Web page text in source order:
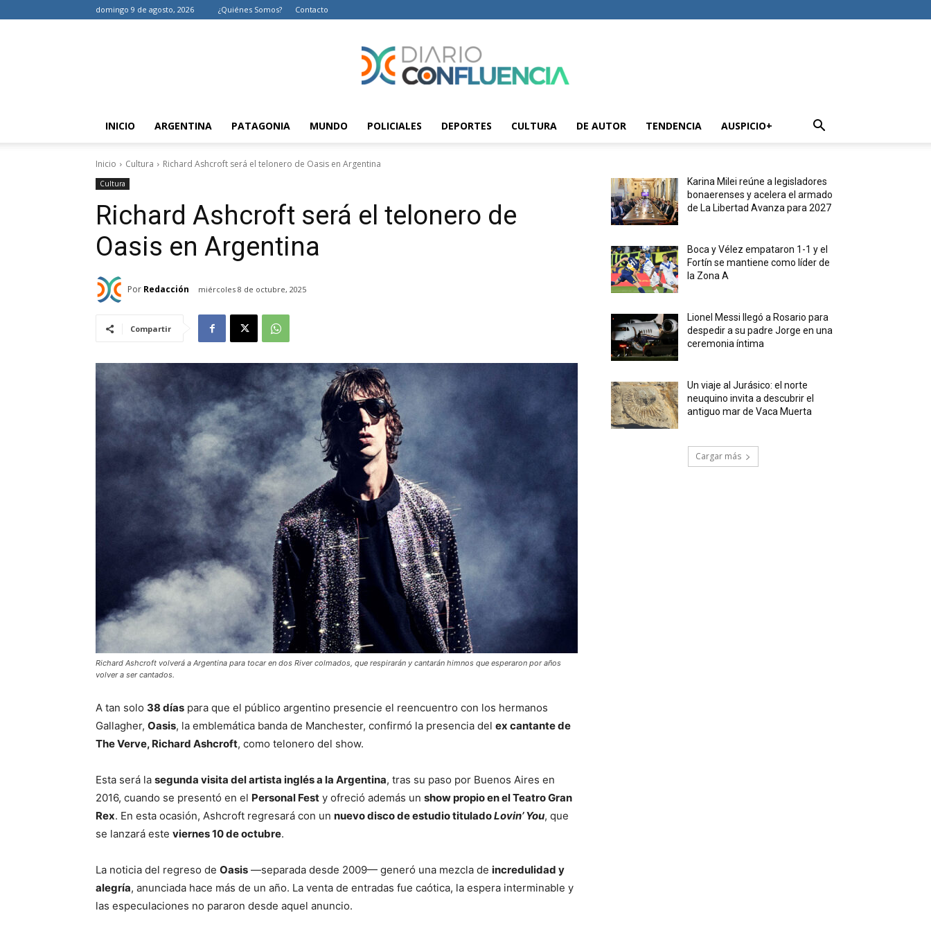
domingo 9 de agosto, 2026 ¿Quiénes Somos? Contacto
Diario
Confluencia
Argentina
INICIO ARGENTINA PATAGONIA MUNDO POLICIALES DEPORTES CULTURA DE AUTOR TENDENCIA AUSPICIO+
Inicio Cultura Richard Ashcroft será el telonero de Oasis en Argentina
Cultura
Richard Ashcroft será el telonero de
Oasis en Argentina
Por Redacción miércoles 8 de octubre, 2025
Compartir
Richard Ashcroft volverá a Argentina para tocar en dos River colmados, que respirarán y cantarán himnos que esperaron por años
volver a ser cantados.
A tan solo 38 días para que el público argentino presencie el reencuentro con los hermanos
Gallagher, Oasis, la emblemática banda de Manchester, confirmó la presencia del ex cantante de
The Verve, Richard Ashcroft, como telonero del show.
Esta será la segunda visita del artista inglés a la Argentina, tras su paso por Buenos Aires en
2016, cuando se presentó en el Personal Fest y ofreció además un show propio en el Teatro Gran
Rex. En esta ocasión, Ashcroft regresará con un nuevo disco de estudio tituladoLovin’ You, que
se lanzará este viernes 10 de octubre.
La noticia del regreso de Oasis —separada desde 2009— generó una mezcla de incredulidad y
alegría, anunciada hace más de un año. La venta de entradas fue caótica, la espera interminable y
las especulaciones no pararon desde aquel anuncio.
Karina Milei reúne a legisladores
bonaerenses y acelera el armado
de La Libertad Avanza para 2027
Boca y Vélez empataron 1-1 y el
Fortín se mantiene como líder de
la Zona A
Lionel Messi llegó a Rosario para
despedir a su padre Jorge en una
ceremonia íntima
Un viaje al Jurásico: el norte
neuquino invita a descubrir el
antiguo mar de Vaca Muerta
Cargar más